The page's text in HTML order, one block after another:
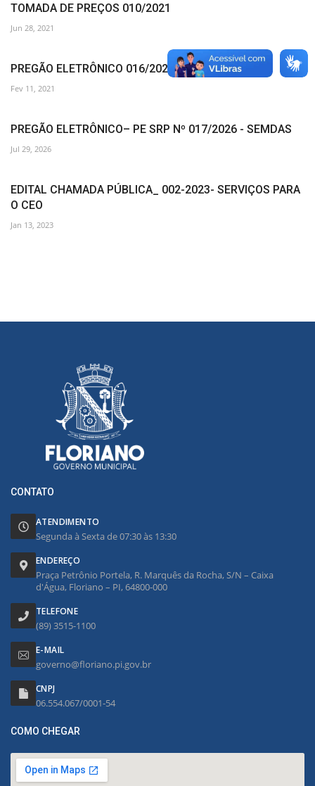
TOMADA DE PREÇOS 010/2021
Jun 28, 2021
PREGÃO ELETRÔNICO 016/2021
Fev 11, 2021
PREGÃO ELETRÔNICO– PE SRP Nº 017/2026 - SEMDAS
Jul 29, 2026
EDITAL CHAMADA PÚBLICA_ 002-2023- SERVIÇOS PARA
O CEO
Jan 13, 2023
CONTATO
ATENDIMENTO
Segunda à Sexta de 07:30 às 13:30
ENDEREÇO
Praça Petrônio Portela, R. Marquês da Rocha, S/N – Caixa
d'Água, Floriano – PI, 64800-000
TELEFONE
(89) 3515-1100
E-MAIL
governo@floriano.pi.gov.br
CNPJ
06.554.067/0001-54
COMO CHEGAR